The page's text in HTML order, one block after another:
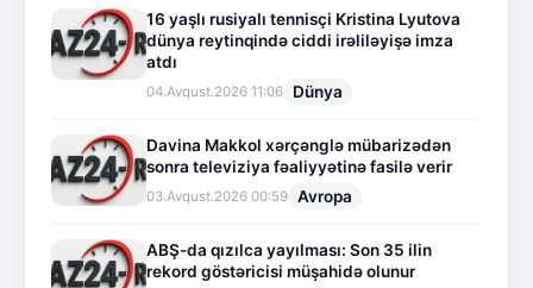
16 yaşlı rusiyalı tennisçi Kristina Lyutova
dünya reytinqində ciddi irəliləyişə imza
atdı
04.Avqust.2026 11:06 Dünya
Davina Makkol xərçənglə mübarizədən
sonra televiziya fəaliyyətinə fasilə verir
03.Avqust.2026 00:59 Avropa
ABŞ-da qızılca yayılması: Son 35 ilin
rekord göstəricisi müşahidə olunur